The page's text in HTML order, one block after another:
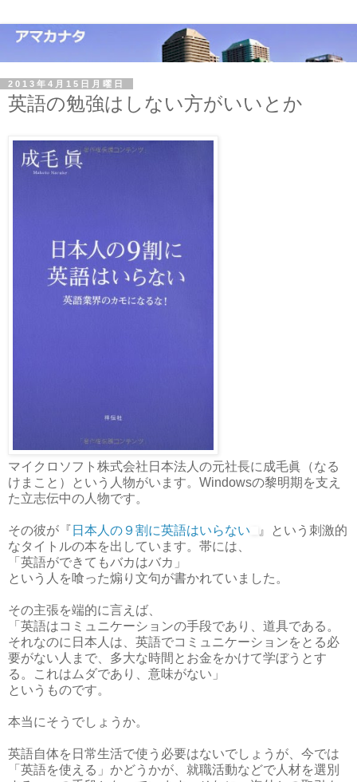
2013年4月15日月曜日
英語の勉強はしない方がいいとか
マイクロソフト株式会社日本法人の元社長に成毛眞（なる
けまこと）という人物がいます。Windowsの黎明期を支え
た立志伝中の人物です。
その彼が『 日本人の９割に英語はいらない
』という刺激的
なタイトルの本を出しています。帯には、
「英語ができてもバカはバカ」
という人を喰った煽り文句が書かれていました。
その主張を端的に言えば、
「英語はコミュニケーションの手段であり、道具である。
それなのに日本人は、英語でコミュニケーションをとる必
要がない人まで、多大な時間とお金をかけて学ぼうとす
る。これはムダであり、意味がない」
というものです。
本当にそうでしょうか。
英語自体を日常生活で使う必要はないでしょうが、今では
「英語を使える」かどうかが、就職活動などで人材を選別